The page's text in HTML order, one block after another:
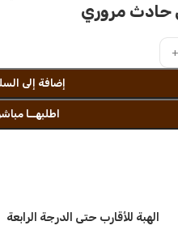
حادث مروري
إضافة إلى
اطلبهــا
الهبة للأقارب حتى الدرجة الرابعة